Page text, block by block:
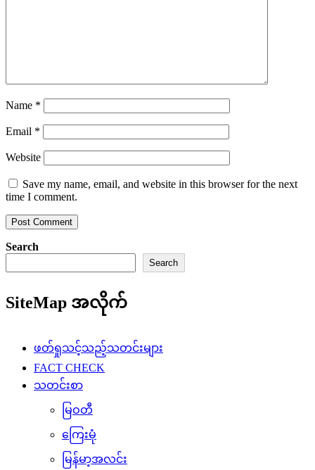
Name *
Email *
Website
Save my name, email, and website in this browser for the next
time I comment.
Search
Search
SiteMap အလိုက်
ဖတ်ရှုသင့်သည့်သတင်းများ
FACT CHECK
သတင်းစာ
မြဝတီ
ကြေးမုံ
မြန်မာ့အလင်း